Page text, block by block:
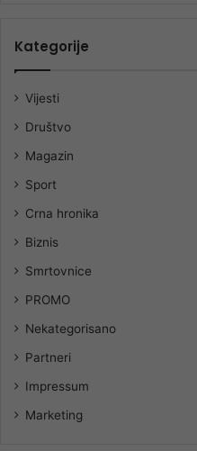
Kategorije
Vijesti
Društvo
Magazin
Sport
Crna hronika
Biznis
Smrtovnice
PROMO
Nekategorisano
Partneri
Impressum
Marketing